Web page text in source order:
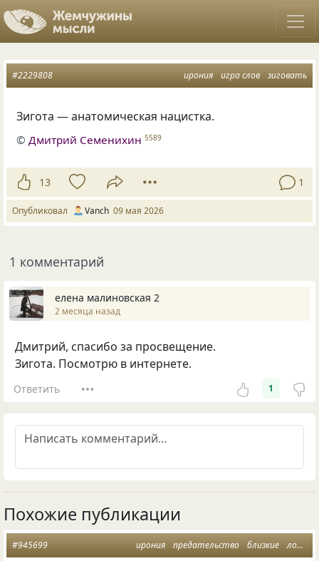
ирония игра слов зиговать
#2229808
Зигота — анатомическая нацистка.
© Дмитрий Семенихин 5589
13 1
Опубликовал Vanch 09 мая 2026
1 комментарий
елена малиновская 2
2 месяца назад
Дмитрий, спасибо за просвещение.
Зигота. Посмотрю в интернете.
Ответить 1
Похожие публикации
ирония предательство близкие лодка
#945699